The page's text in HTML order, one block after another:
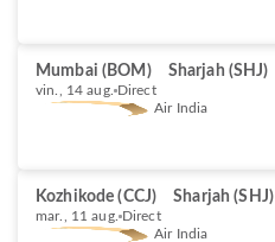
Mumbai (BOM) Sharjah (SHJ)
vin., 14 aug. Direct
Air India
Kozhikode (CCJ) Sharjah (SHJ)
mar., 11 aug. Direct
Air India